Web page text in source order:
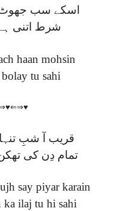
اسکے سب
شرط اتنی
haan mohsin
tu sahi
قریب آ شبِ
تمام دِن کی
say piyar karain
ka ilaj tu hi sahi